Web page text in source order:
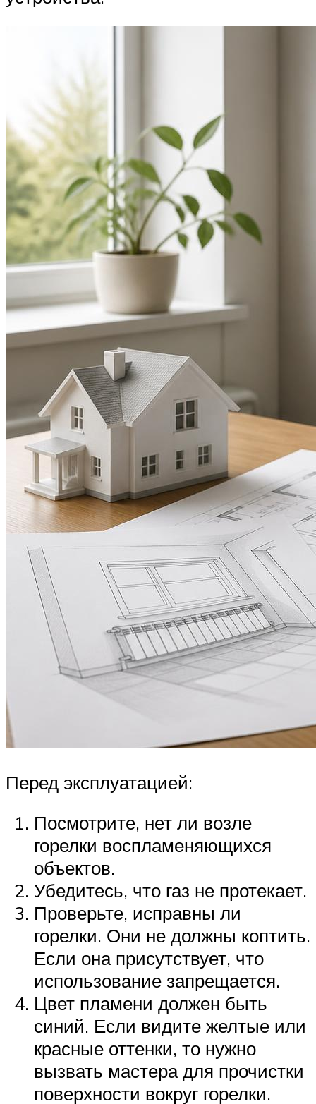
Перед эксплуатацией:
Посмотрите, нет ли возле
горелки воспламеняющихся
объектов.
Убедитесь, что газ не протекает.
Проверьте, исправны ли
горелки. Они не должны коптить.
Если она присутствует, что
использование запрещается.
Цвет пламени должен быть
синий. Если видите желтые или
красные оттенки, то нужно
вызвать мастера для прочистки
поверхности вокруг горелки.